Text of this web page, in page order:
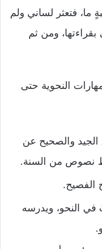
فتعثر لساني ولم
بقراءتها، ومن ثم
النحوية حتى
والصحيح عن
نصوص من السنة.
الفصيح.
في النحو، ويدرسه